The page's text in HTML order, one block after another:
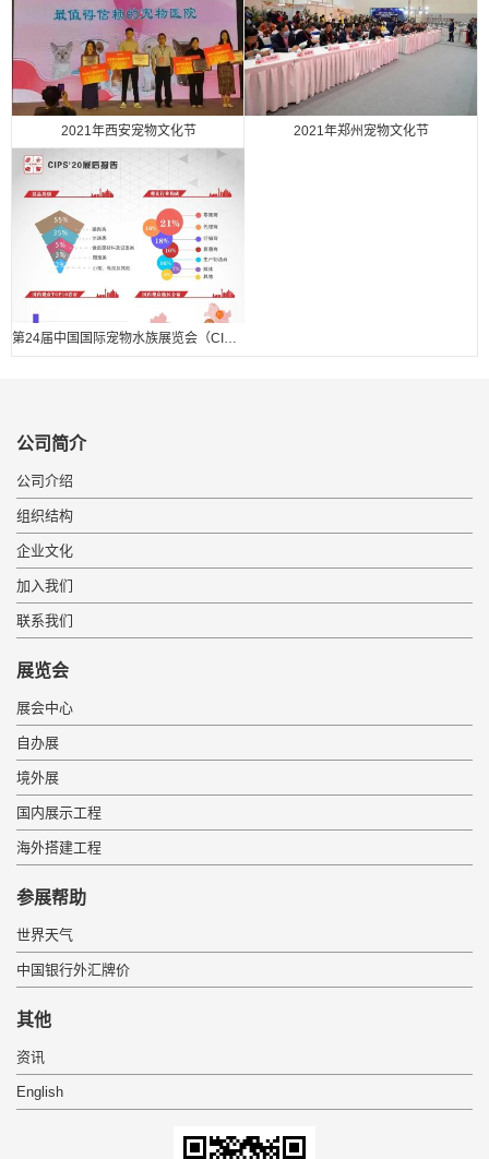
2021年西安宠物文化节 2021年郑州宠物文化节
公司简介
公司介绍
组织结构
企业文化
加入我们
联系我们
展览会
展会中心
自办展
境外展
国内展示工程
海外搭建工程
参展帮助
世界天气
中国银行外汇牌价
其他
资讯
English